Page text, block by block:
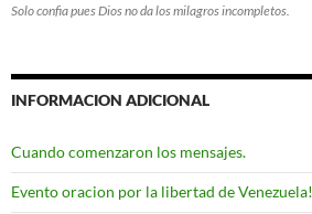
Solo confia pues Dios no da los milagros incompletos.
INFORMACION ADICIONAL
Cuando comenzaron los mensajes.
Evento oracion por la libertad de Venezuela!